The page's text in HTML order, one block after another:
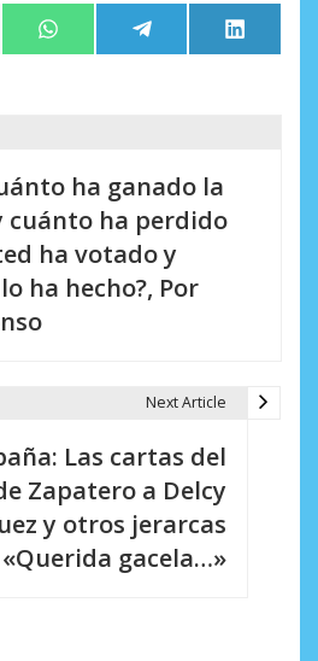
Compartir
en
WhatsApp Compartir
en
Telegram
en
LinkedIn
ha ganado la
cuánto ha perdido
ha votado y
ha hecho?, Por
Next Article
Las cartas del
Zapatero a Delcy
y otros jerarcas
gacela…»